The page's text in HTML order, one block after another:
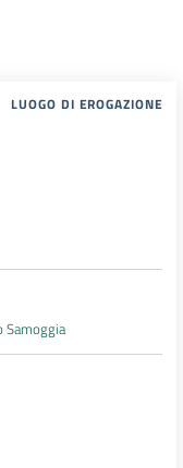
LUOGO DI EROGAZIONE
Samoggia